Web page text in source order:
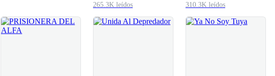
265.3K leídos
310.3K leídos